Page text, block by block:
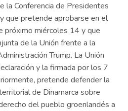
la Conferencia de Presidentes
que pretende aprobarse en el
próximo miércoles 14 y que
de la Unión frente a la
Trump. La Unión
y la firmada por los 7
pretende defender la
de Dinamarca sobre
del pueblo groenlandés a